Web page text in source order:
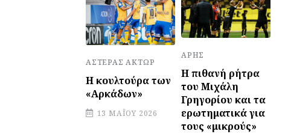
ΑΣΤΈΡΑΣ ΆΚΤΩΡ
Η κουλτούρα των
«Αρκάδων»
13 ΜΑΪ́ΟΥ 2026
ΆΡΗΣ
Η πιθανή ρήτρα
του Μιχάλη
Γρηγορίου και τα
ερωτηματικά για
τους «μικρούς»